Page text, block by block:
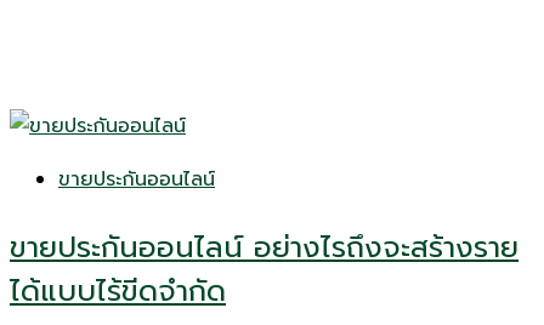
ขายประกันออนไลน์
ขายประกันออนไลน์ อย่างไรถึงจะสร้างราย
ได้แบบไร้ขีดจำกัด